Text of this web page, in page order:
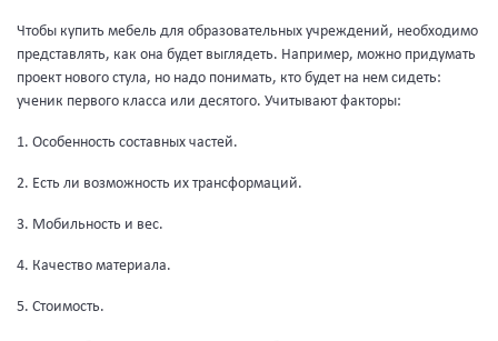
Чтобы купить мебель для образовательных учреждений, необходимо
представлять, как она будет выглядеть. Например, можно придумать
проект нового стула, но надо понимать, кто будет на нем сидеть:
ученик первого класса или десятого. Учитывают факторы:
1. Особенность составных частей.
2. Есть ли возможность их трансформаций.
3. Мобильность и вес.
4. Качество материала.
5. Стоимость.